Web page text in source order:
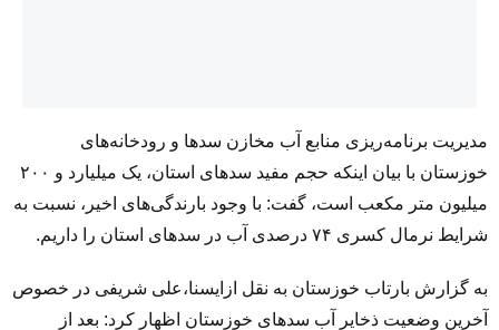
مدیریت برنامه‌ریزی منابع آب مخازن سدها و رودخانه‌های
خوزستان با بیان اینکه حجم مفید سدهای استان، یک میلیارد و ۲۰۰
میلیون متر مکعب است، گفت: با وجود بارندگی‌های اخیر، نسبت به
شرایط نرمال کسری ۷۴ درصدی آب در سدهای استان را داریم.
به گزارش بارتاب خوزستان به نقل ازایسنا،علی شریفی در خصوص
آخرین وضعیت ذخایر آب سدهای خوزستان اظهار کرد: بعد از